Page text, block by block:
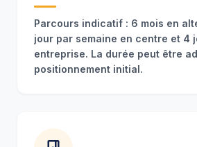
Parcours indicatif : 6 mois en
jour par semaine en centre et 4
entreprise. La durée peut être
positionnement initial.